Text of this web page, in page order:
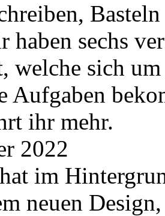
haben sechs
welche sich
Aufgaben
ihr mehr.
2022
im
neuen